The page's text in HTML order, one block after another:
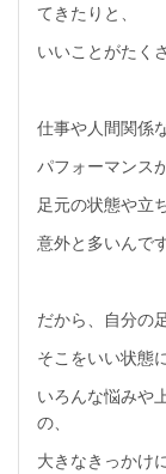
てきたりと、
いいことがたく
仕事や人間関係
パフォーマンス
足元の状態や立
意外と多いんで
だから、自分の
そこをいい状態
いろんな悩みや
の、
大きなきっかけ